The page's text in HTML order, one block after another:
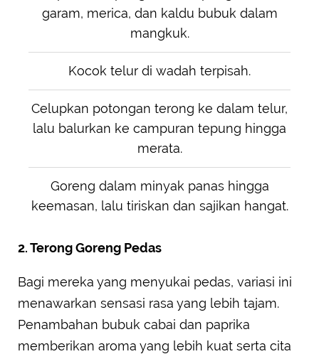
garam, merica, dan kaldu bubuk dalam
mangkuk.
Kocok telur di wadah terpisah.
Celupkan potongan terong ke dalam telur,
lalu balurkan ke campuran tepung hingga
merata.
Goreng dalam minyak panas hingga
keemasan, lalu tiriskan dan sajikan hangat.
2. Terong Goreng Pedas
Bagi mereka yang menyukai pedas, variasi ini
menawarkan sensasi rasa yang lebih tajam.
Penambahan bubuk cabai dan paprika
memberikan aroma yang lebih kuat serta cita